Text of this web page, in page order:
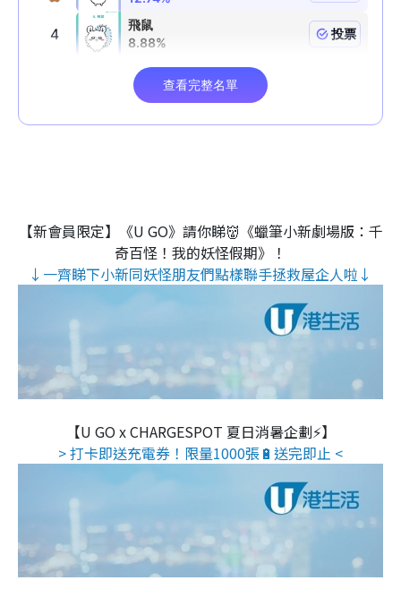
【新會員限定】《U GO》請你睇👹《蠟筆小新劇場版：千
奇百怪！我的妖怪假期》！
↓一齊睇下小新同妖怪朋友們點樣聯手拯救屋企人啦↓
【U GO x CHARGESPOT 夏日消暑企劃⚡】
> 打卡即送充電券！限量1000張🔋送完即止 <